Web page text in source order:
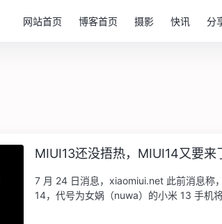
网站首页 博客首页 摄影 快讯 分
MIUI13还没捂热，MIUI14又要来
7 月 24 日消息，xiaomiui.net 此前消息称
14，代号为女娲（nuwa）的小米 13 手机